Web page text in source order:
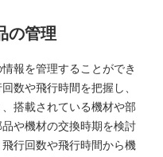
の管理
報を管理することができ
数や飛行時間を把握し、
搭載されている機材や部
や機材の交換時期を検討
行回数や飛行時間から機